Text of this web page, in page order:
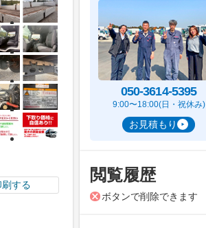
刷する
050-3614-5395
9:00〜18:00(日・祝休み)
お見積もり
閲覧履歴
ボタンで削除できます